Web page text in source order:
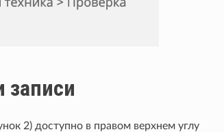
2) доступно в правом верхнем углу